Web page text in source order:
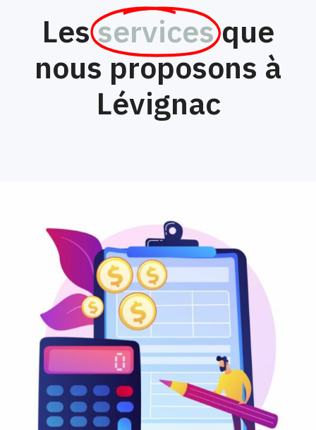
Lesservices que
nous proposons à
Lévignac